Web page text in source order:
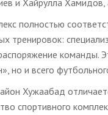
и Хайрулла Хамидов,
полностью
тренировок:
команды.
но и всего
Хужаабад
спортивного